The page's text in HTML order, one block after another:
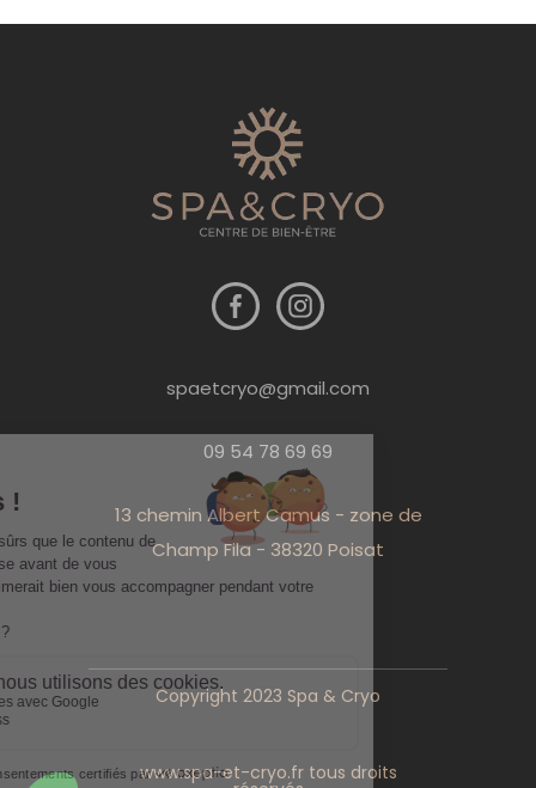
spaetcryo@gmail.com
09 54 78 69 69
13 chemin Albert Camus - zone de
Champ Fila - 38320 Poisat
Copyright 2023 Spa & Cryo
www.spa-et-cryo.fr tous droits